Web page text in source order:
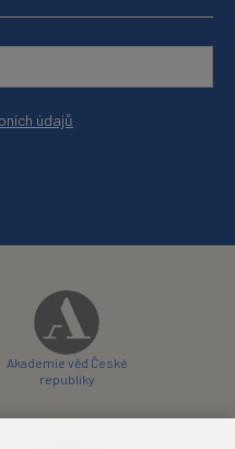
údajů
Akademie věd České
republiky